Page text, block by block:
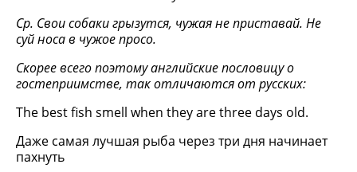
Ср. Свои собаки грызутся, чужая не приставай. Не
суй носа в чужое просо.
Скорее всего поэтому английские пословицу о
гостеприимстве, так отличаются от русских:
The best fish smell when they are three days old.
Даже самая лучшая рыба через три дня начинает
пахнуть